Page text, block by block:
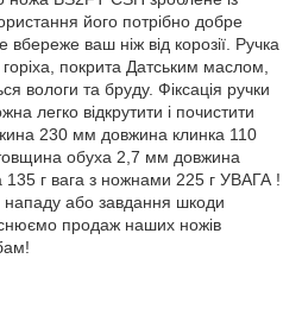
його потрібно добре
вбереже ваш ніж від корозії. Ручка
покрита Датським маслом,
вологи та бруду. Фіксація ручки
легко відкрутити і почистити
230 мм довжина клинка 110
обуха 2,7 мм довжина
135 г вага з ножнами 225 г УВАГА !
нападу або завдання шкоди
продаж наших ножів